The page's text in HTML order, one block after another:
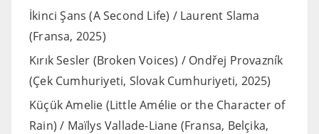
İkinci Şans (A Second Life) / Laurent Slama
(Fransa, 2025)
Kırık Sesler (Broken Voices) / Ondřej Provazník
(Çek Cumhuriyeti, Slovak Cumhuriyeti, 2025)
Küçük Amelie (Little Amélie or the Character of
Rain) / Maïlys Vallade-Liane (Fransa, Belçika,